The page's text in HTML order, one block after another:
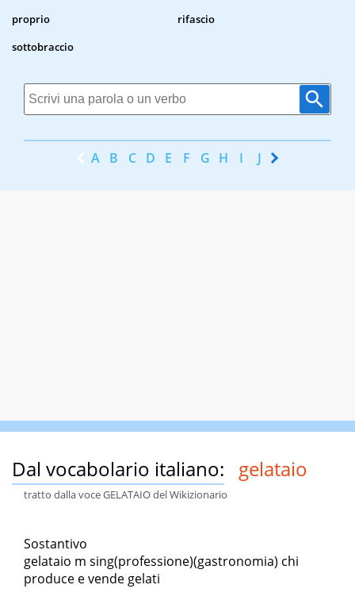
proprio
rifascio
sottobraccio
A B C D E F G H I J K
Dal vocabolario italiano: gelataio
tratto dalla voce GELATAIO del Wikizionario
Sostantivo
gelataio m sing(professione)(gastronomia) chi
produce e vende gelati